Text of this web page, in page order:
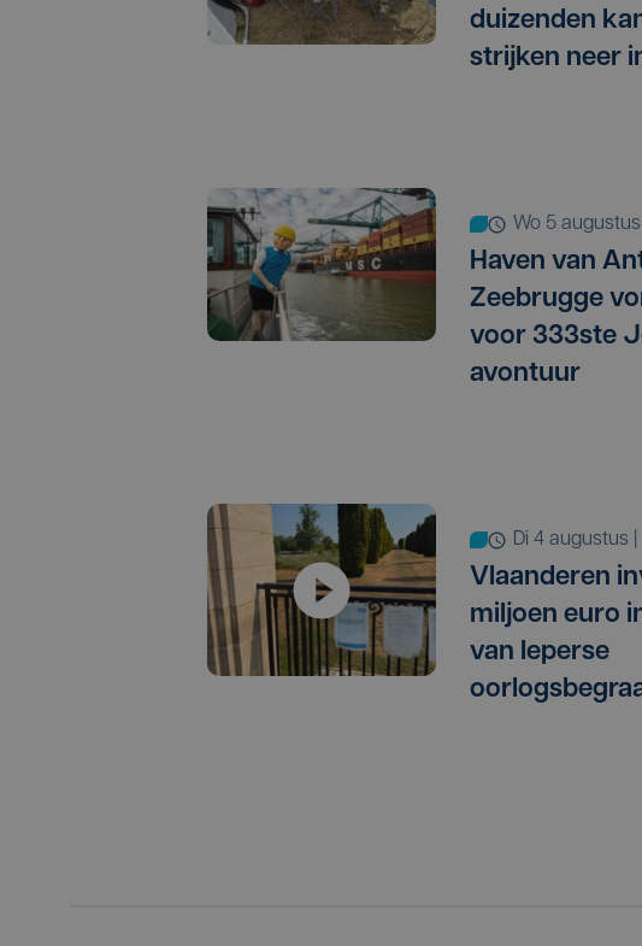
duizenden
strijken neer
wo 5
Haven van
Zeebrugge
voor 333ste
avontuur
di 4 augustus
Vlaanderen
miljoen euro
van Ieperse